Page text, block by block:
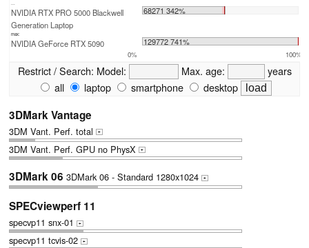
NVIDIA RTX PRO 5000 Blackwell
Generation Laptop
68271 342%
max:
NVIDIA GeForce RTX 5090 129772 741%
0% 100%
Restrict / Search: Model: Max. age:
years
all
laptop smartphone desktop
3DMark Vantage
3DM Vant. Perf. total +
3DM Vant. Perf. GPU no PhysX +
3DMark 06 3DMark 06 - Standard 1280x1024 +
SPECviewperf 11
specvp11 snx-01 +
specvp11 tcvis-02 +